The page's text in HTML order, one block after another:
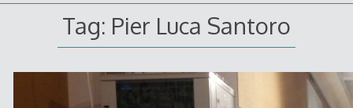
Tag: Pier Luca Santoro